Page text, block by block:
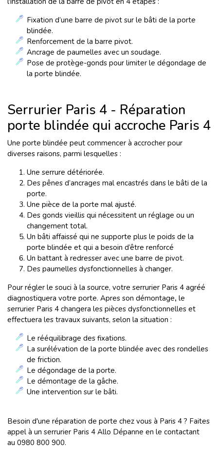
Fixation d’une barre de pivot sur le bâti de la porte
blindée.
Renforcement de la barre pivot.
Ancrage de paumelles avec un soudage.
Pose de protège-gonds pour limiter le dégondage de
la porte blindée.
Serrurier Paris 4 - Réparation
porte blindée qui accroche Paris 4
Une porte blindée peut commencer à accrocher pour
diverses raisons, parmi lesquelles :
Une serrure détériorée.
Des pênes d’ancrages mal encastrés dans le bâti de la
porte.
Une pièce de la porte mal ajusté.
Des gonds vieillis qui nécessitent un réglage ou un
changement total.
Un bâti affaissé qui ne supporte plus le poids de la
porte blindée et qui a besoin d’être renforcé
Un battant à redresser avec une barre de pivot.
Des paumelles dysfonctionnelles à changer.
Pour régler le souci à la source, votre serrurier Paris 4 agréé
diagnostiquera votre porte. Apres son démontage, le
serrurier Paris 4 changera les pièces dysfonctionnelles et
effectuera les travaux suivants, selon la situation :
Le rééquilibrage des fixations.
La surélévation de la porte blindée avec des rondelles
de friction.
Le dégondage de la porte.
Le démontage de la gâche.
Une intervention sur le bâti.
Besoin d'une réparation de porte chez vous à Paris 4 ? Faites
appel à un serrurier Paris 4 Allo Dépanne en le contactant
au 0980 800 900.